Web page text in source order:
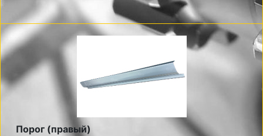
Порог (правый)